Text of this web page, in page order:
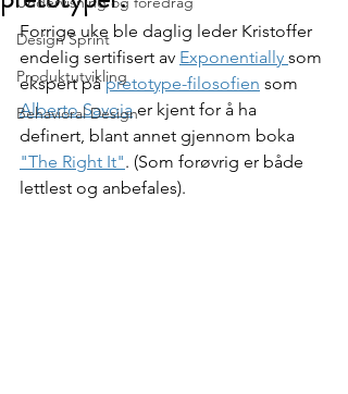
Design Sprint
Produktutvikling
Behavioral Design
Forrige uke ble daglig leder Kristoffer
endelig sertifisert av Exponentially som
ekspert på pretotype-filosofien som
Alberto Savoia er kjent for å ha
definert, blant annet gjennom boka
"The Right It". (Som forøvrig er både
lettlest og anbefales).